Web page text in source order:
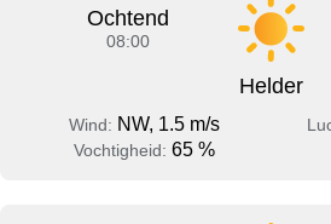
Ochtend
08:00
Helder
Wind: NW, 1.5 m/s
Vochtigheid: 65 %